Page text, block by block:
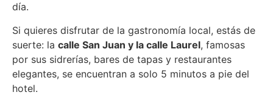
día.
Si quieres disfrutar de la gastronomía local, estás de
suerte: la calle San Juan y la calle Laurel, famosas
por sus sidrerías, bares de tapas y restaurantes
elegantes, se encuentran a solo 5 minutos a pie del
hotel.